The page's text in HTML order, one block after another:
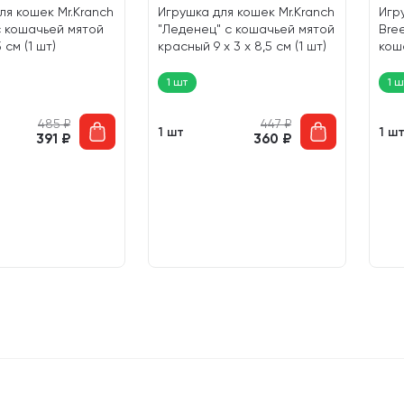
кошек Mr.Kranch
кошачьей мятой
см (1 шт)
485₽
391 ₽
Игрушка для кошек Mr.Kranch
"Леденец" с кошачьей мятой
красный 9 х 3 х 8,5 см (1 шт)
1 шт
1 шт
447₽
360 ₽
1
1 шт